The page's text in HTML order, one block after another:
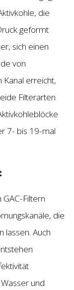
die
geformt
sich einen
von
Kanal erreicht,
Filterarten
7- bis 19-mal
Filtern
die
lassen. Auch
und